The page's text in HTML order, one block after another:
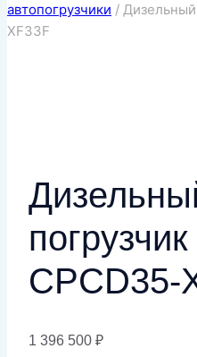
автопогрузчики /
XF33F
CPCD35-
1 396 500 ₽